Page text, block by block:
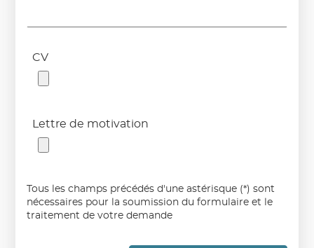
CV
Lettre de motivation
Tous les champs précédés d'une astérisque (*) sont
nécessaires pour la soumission du formulaire et le
traitement de votre demande